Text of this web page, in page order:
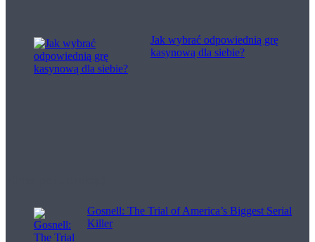
Jak wybrać odpowiednią grę
kasynową dla siebie?
Gosnell: The Trial of America’s Biggest Serial
Killer